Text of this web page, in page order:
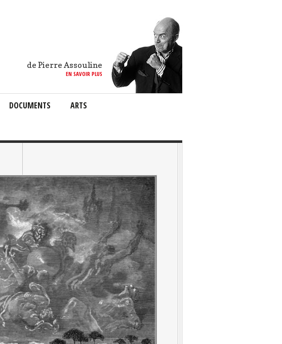
de Pierre Assouline
EN SAVOIR PLUS
DOCUMENTS ARTS